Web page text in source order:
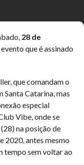
28 de
que é assinado
que comandam o
Santa Catarina, mas
especial
Vibe, onde se
na posição de
2020, antes mesmo
tempo sem voltar ao